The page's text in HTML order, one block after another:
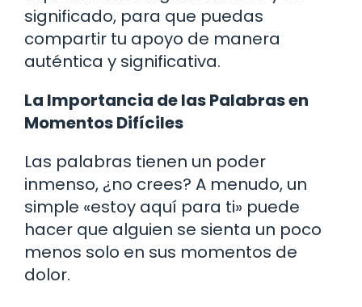
significado, para que puedas
compartir tu apoyo de manera
auténtica y significativa.
La Importancia de las Palabras en
Momentos Difíciles
Las palabras tienen un poder
inmenso, ¿no crees? A menudo, un
simple «estoy aquí para ti» puede
hacer que alguien se sienta un poco
menos solo en sus momentos de
dolor.